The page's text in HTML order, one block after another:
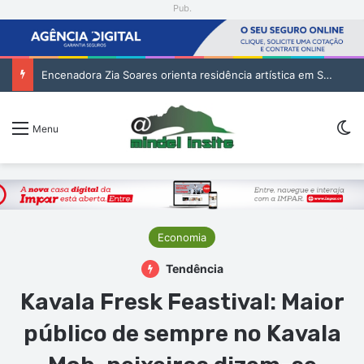
Pub.
1. Cartório Notarial de São Vicente – Habilitação de Herdeiros de Manuel Delgado Évora (1. pub)
Menu
Economia
Tendência
Kavala Fresk Feastival: Maior
público de sempre no Kavala